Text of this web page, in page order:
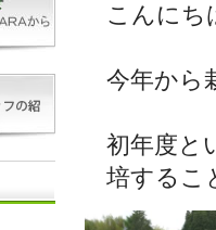
こんに
今年から
初年度と
培するこ